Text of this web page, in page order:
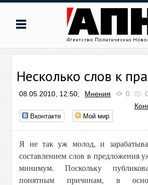
Несколько слов к
08.05.2010, 12:50, Мнения 0
0
Вконтакте Мой мир
Я не так уж молод, и
составлением слов в предложения
минимум. Поскольку
понятным причинам, в